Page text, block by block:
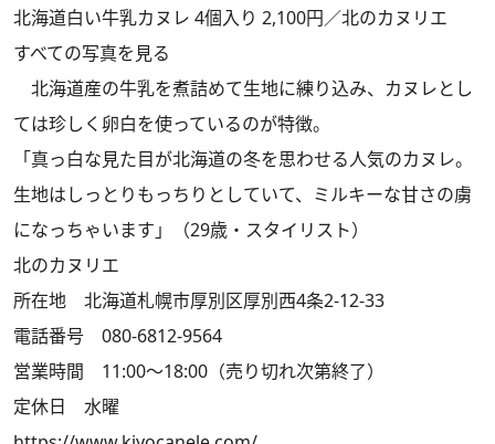
北海道白い牛乳カヌレ 4個入り 2,100円／北のカヌリエ
すべての写真を見る
北海道産の牛乳を煮詰めて生地に練り込み、カヌレとし
ては珍しく卵白を使っているのが特徴。
「真っ白な見た目が北海道の冬を思わせる人気のカヌレ。
生地はしっとりもっちりとしていて、ミルキーな甘さの虜
になっちゃいます」（29歳・スタイリスト）
北のカヌリエ
所在地 北海道札幌市厚別区厚別西4条2-12-33
電話番号 080-6812-9564
営業時間 11:00～18:00（売り切れ次第終了）
定休日 水曜